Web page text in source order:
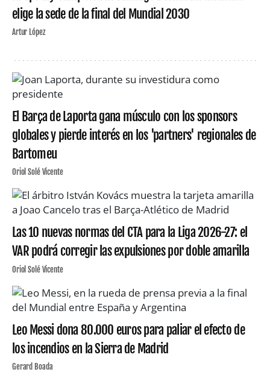
elige la sede de la final del Mundial 2030
Artur López
El Barça de Laporta gana músculo con los sponsors
globales y pierde interés en los 'partners' regionales de
Bartomeu
Oriol Solé Vicente
Las 10 nuevas normas del CTA para la Liga 2026-27: el
VAR podrá corregir las expulsiones por doble amarilla
Oriol Solé Vicente
Leo Messi dona 80.000 euros para paliar el efecto de
los incendios en la Sierra de Madrid
Gerard Boada